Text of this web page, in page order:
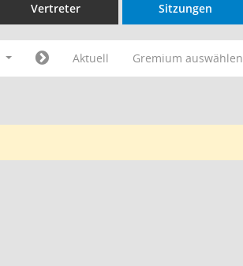
Vertreter Sitzungen
Aktuell Gremium auswählen